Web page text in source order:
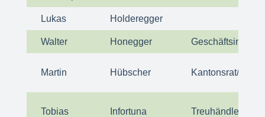
Lukas Holderegger
Walter Honegger
Martin Hübscher Kantonsrat/
Tobias Infortuna Treuhändler/